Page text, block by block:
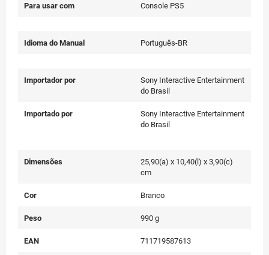
Para usar com Console PS5
Idioma do Manual Português-BR
Importador por
Sony Interactive Entertainment
do Brasil
Importado por
Sony Interactive Entertainment
do Brasil
Dimensões
25,90(a) x 10,40(l) x 3,90(c)
cm
Cor Branco
Peso 990 g
EAN 711719587613